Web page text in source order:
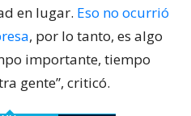
en lugar. Eso no ocurrió
, por lo tanto, es algo
importante, tiempo
gente”, criticó.